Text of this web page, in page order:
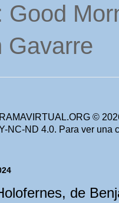
Good
Gavarre
©
NC-ND 4.0. Para ver una
de